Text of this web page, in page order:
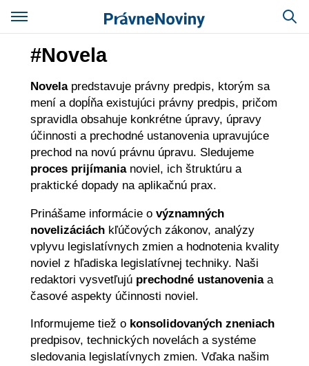
#Novela
Novelapredstavuje právny predpis, ktorým sa
mení a dopĺňa existujúci právny predpis, pričom
spravidla obsahuje konkrétne úpravy, úpravy
účinnosti a prechodné ustanovenia upravujúce
prechod na novú právnu úpravu. Sledujeme
proces prijímanianoviel, ich štruktúru a
praktické dopady na aplikačnú prax.
Prinášame informácie o významných
novelizáciáchkľúčových zákonov, analýzy
vplyvu legislatívnych zmien a hodnotenia kvality
noviel z hľadiska legislatívnej techniky. Naši
redaktori vysvetľujú prechodné ustanoveniaa
časové aspekty účinnosti noviel.
Informujeme tiež o konsolidovaných zneniach
predpisov, technických novelách a systéme
sledovania legislatívnych zmien. Vďaka našim